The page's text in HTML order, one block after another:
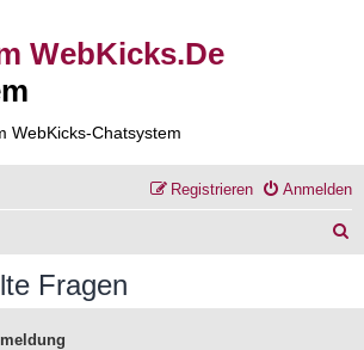
WebKicks.De
WebKicks-Chatsystem
Anmelden
Registrieren
Fragen